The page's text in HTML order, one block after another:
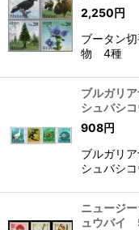
2,250円
ブータン
物 4種
ブルガリ
シュバシ
908円
ブルガリ
シュバシ
ニュージ
ュウバイ